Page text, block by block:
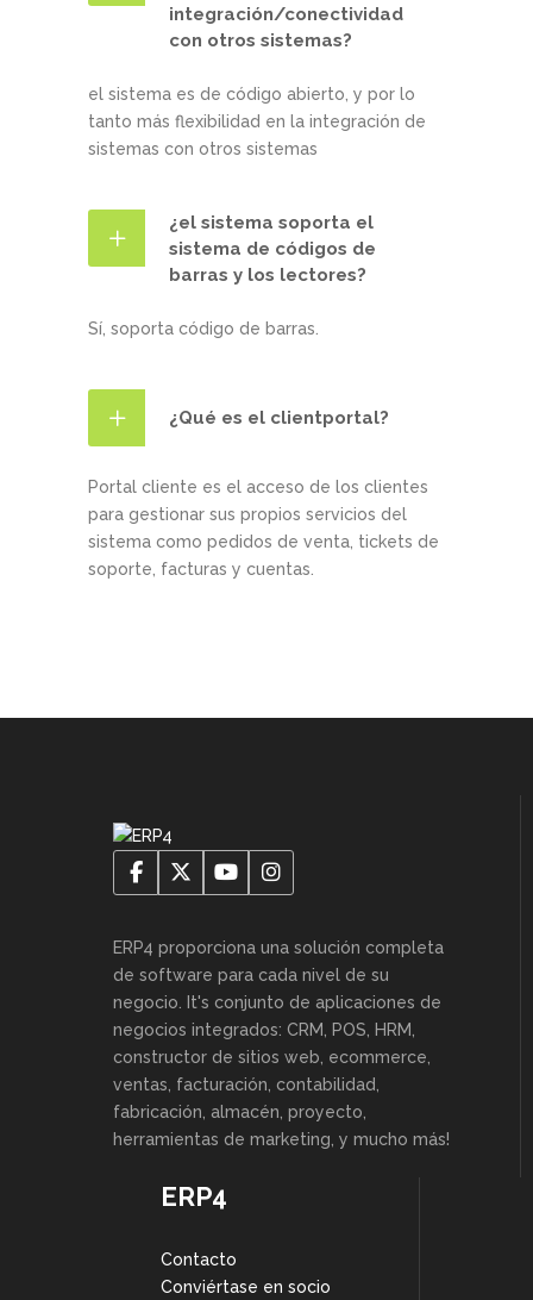
integración/conectividad
con otros sistemas?
el sistema es de código abierto, y por lo
tanto más flexibilidad en la integración de
sistemas con otros sistemas
¿el sistema soporta el
sistema de códigos de
barras y los lectores?
Sí, soporta código de barras.
¿Qué es el clientportal?
Portal cliente es el acceso de los clientes
para gestionar sus propios servicios del
sistema como pedidos de venta, tickets de
soporte, facturas y cuentas.
ERP4 proporciona una solución completa
de software para cada nivel de su
negocio. It's conjunto de aplicaciones de
negocios integrados: CRM, POS, HRM,
constructor de sitios web, ecommerce,
ventas, facturación, contabilidad,
fabricación, almacén, proyecto,
herramientas de marketing, y mucho más!
ERP4
Contacto
Conviértase en socio